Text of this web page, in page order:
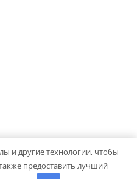
. Powered byColorMag
и другие технологии, чтобы
предоставить лучший